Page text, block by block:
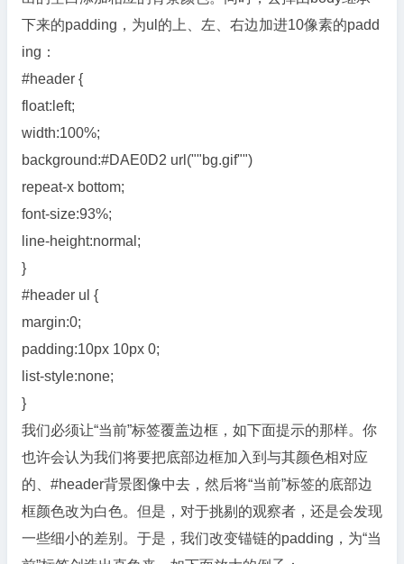
下来的padding，为ul的上、左、右边加进10像素的padd
ing：
#header {
float:left;
width:100%;
background:#DAE0D2 url(""bg.gif"")
repeat-x bottom;
font-size:93%;
line-height:normal;
}
#header ul {
margin:0;
padding:10px 10px 0;
list-style:none;
}
我们必须让“当前”标签覆盖边框，如下面提示的那样。你
也许会认为我们将要把底部边框加入到与其颜色相对应
的、#header背景图像中去，然后将“当前”标签的底部边
框颜色改为白色。但是，对于挑剔的观察者，还是会发现
一些细小的差别。于是，我们改变锚链的padding，为“当